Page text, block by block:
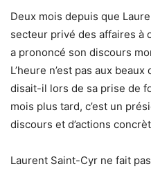
Deux mois depuis que
secteur privé des affaires
a prononcé son discours
L’heure n’est pas aux
disait-il lors de sa prise de
mois plus tard, c’est un
discours et d’actions
Laurent Saint-Cyr ne fait